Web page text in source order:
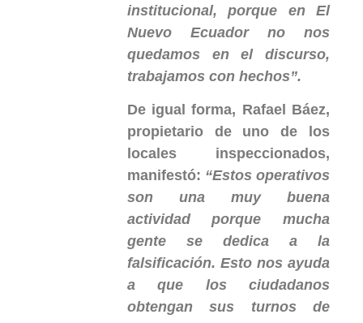
institucional, porque en El
Nuevo Ecuador no nos
quedamos en el discurso,
trabajamos con hechos”.
De igual forma, Rafael Báez,
propietario de uno de los
locales inspeccionados,
manifestó: “Estos operativos
son una muy buena
actividad porque mucha
gente se dedica a la
falsificación. Esto nos ayuda
a que los ciudadanos
obtengan sus turnos de